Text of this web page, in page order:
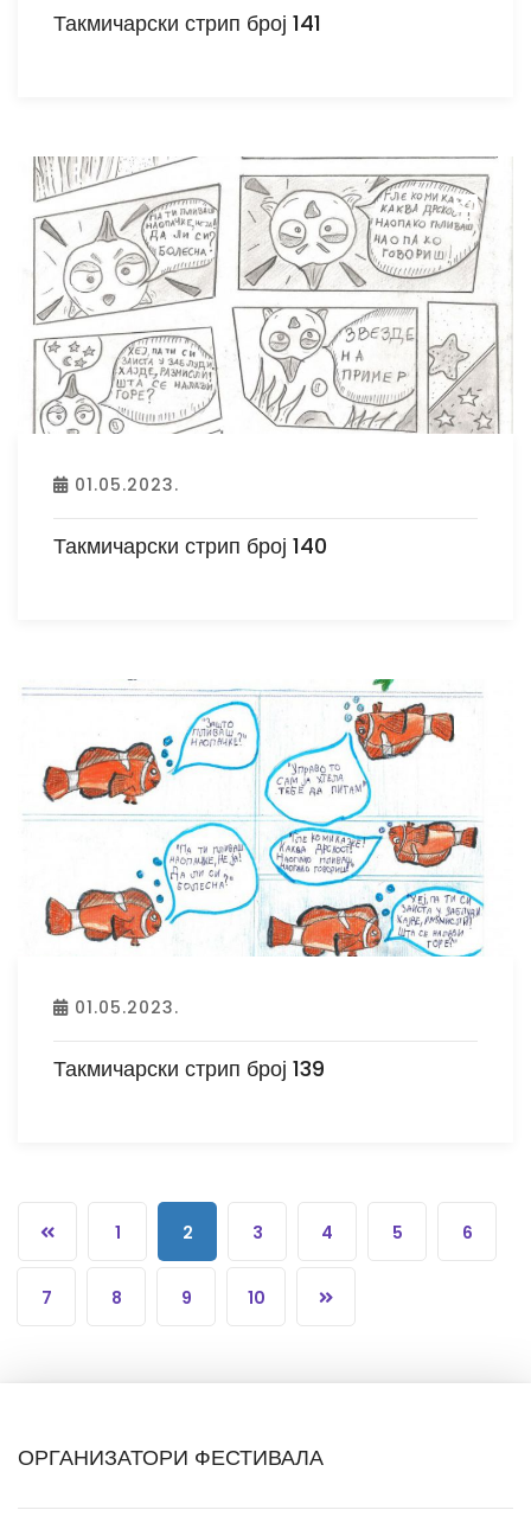
Такмичарски стрип број 141
01.05.2023.
Такмичарски стрип број 140
01.05.2023.
Такмичарски стрип број 139
1 2 3 4 5 6
7 8 9 10
ОРГАНИЗАТОРИ ФЕСТИВАЛА